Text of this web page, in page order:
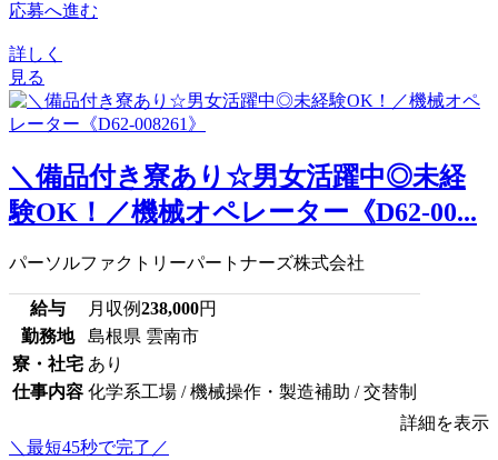
応募へ進む
詳しく
見る
＼備品付き寮あり☆男女活躍中◎未経
験OK！／機械オペレーター《D62-00...
パーソルファクトリーパートナーズ株式会社
給与 月収例238,000円
勤務地
島根県 雲南市
寮・社宅 あり
仕事内容 化学系工場 / 機械操作・製造補助 / 交替制
詳細を表示
＼最短45秒で完了／